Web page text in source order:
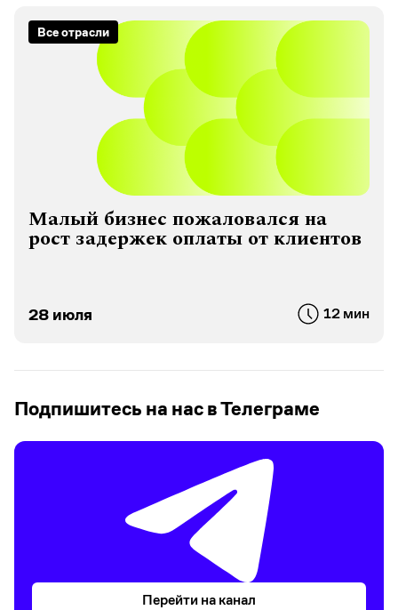
Все отрасли
Малый бизнес пожаловался на
рост задержек оплаты от клиентов
28 июля 12 мин
Подпишитесь на нас в Телеграме
Перейти на канал